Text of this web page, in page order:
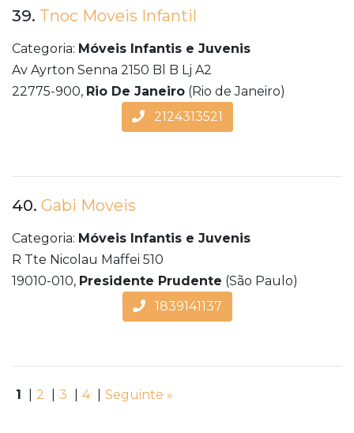
39. Tnoc Moveis Infantil
Categoria: Móveis Infantis e Juvenis
Av Ayrton Senna 2150 Bl B Lj A2
22775-900, Rio De Janeiro (Rio de Janeiro)
2124313521
40. Gabi Moveis
Categoria: Móveis Infantis e Juvenis
R Tte Nicolau Maffei 510
19010-010, Presidente Prudente (São Paulo)
1839141137
1 2 3 4 Seguinte »